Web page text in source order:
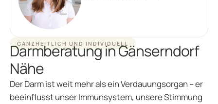
GANZHEITLICH UND INDIVIDUELL
Darmberatung in Gänserndorf
Nähe
Der Darm ist weit mehr als ein Verdauungsorgan – er
beeinflusst unser Immunsystem, unsere Stimmung